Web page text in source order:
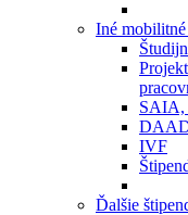
Iné
SAIA,
IVF
Ďalšie